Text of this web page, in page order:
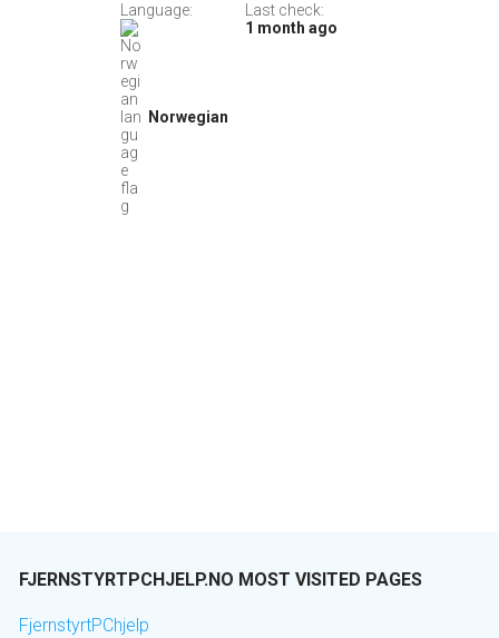
Language:
Norwegian
Last check:
1 month ago
FJERNSTYRTPCHJELP.NO MOST VISITED PAGES
FjernstyrtPChjelp